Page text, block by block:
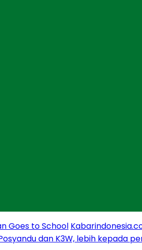
Goes to School
dan K3W, lebih kepada